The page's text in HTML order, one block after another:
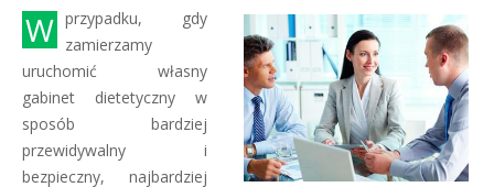
W przypadku, gdy zamierzamy
uruchomić własny
gabinet dietetyczny w
sposób bardziej
przewidywalny i
bezpieczny, najbardziej